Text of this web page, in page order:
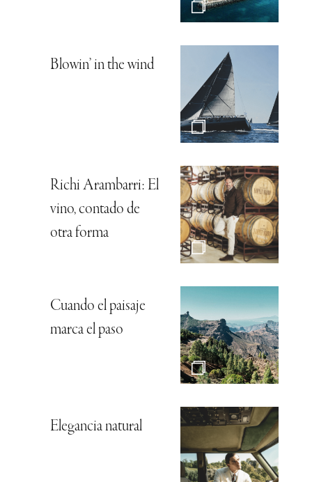
Blowin’ in the wind
Richi Arambarri: El
vino, contado de
otra forma
Cuando el paisaje
marca el paso
Elegancia natural